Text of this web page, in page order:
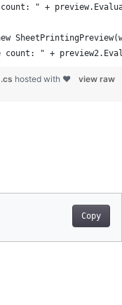
" +
count: " +
view raw
hosted with ❤
Copy